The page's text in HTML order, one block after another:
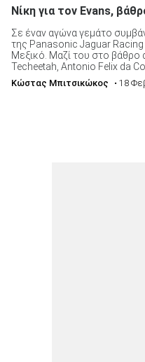
Νίκη για τον Evans,
Σε έναν αγώνα γεμάτο
της Panasonic Jaguar Racing
Μεξικό. Μαζί του στο βάθρο
Techeetah, Antonio Felix da
Κώστας Μπιτσικώκος • 18